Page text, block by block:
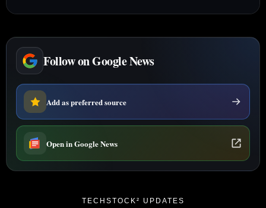
Follow on Google News
Add as preferred source
Open in Google News
TECHSTOCK² UPDATES